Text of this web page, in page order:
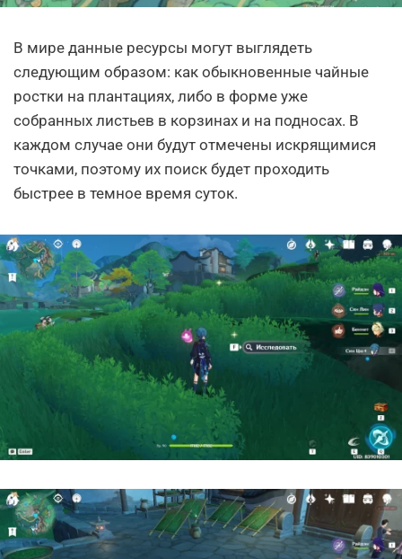
В мире данные ресурсы могут выглядеть
следующим образом: как обыкновенные чайные
ростки на плантациях, либо в форме уже
собранных листьев в корзинах и на подносах. В
каждом случае они будут отмечены искрящимися
точками, поэтому их поиск будет проходить
быстрее в темное время суток.